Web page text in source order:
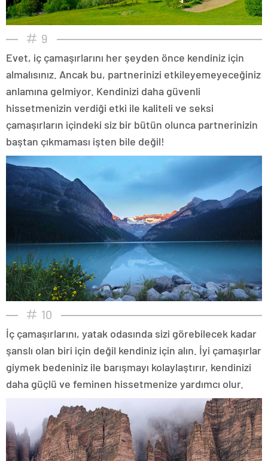
9
Evet, iç çamaşırlarını her şeyden önce kendiniz için
almalısınız. Ancak bu, partnerinizi etkileyemeyeceğiniz
anlamına gelmiyor. Kendinizi daha güvenli
hissetmenizin verdiği etki ile kaliteli ve seksi
çamaşırların içindeki siz bir bütün olunca partnerinizin
baştan çıkmaması işten bile değil!
10
İç çamaşırlarını, yatak odasında sizi görebilecek kadar
şanslı olan biri için değil kendiniz için alın. İyi çamaşırlar
giymek bedeniniz ile barışmayı kolaylaştırır, kendinizi
daha güçlü ve feminen hissetmenize yardımcı olur.